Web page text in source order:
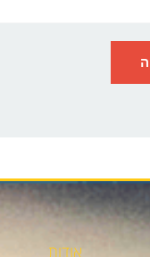
אודות